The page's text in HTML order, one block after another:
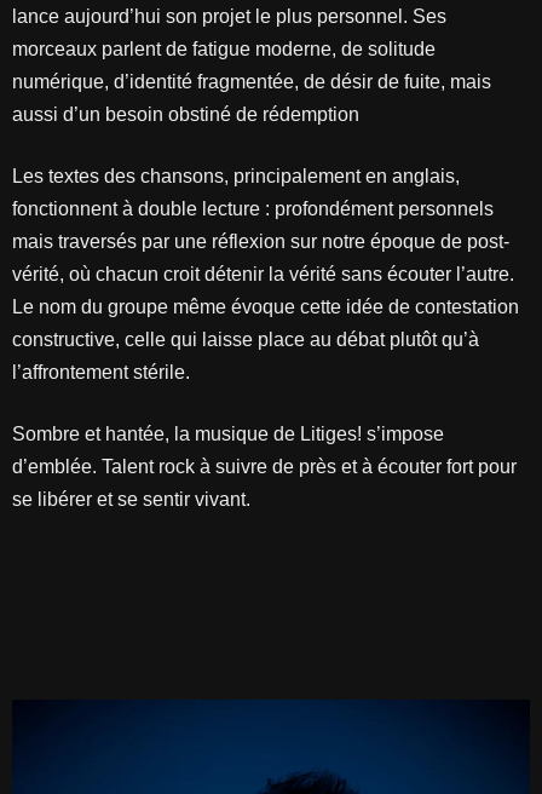
lance aujourd’hui son projet le plus personnel. Ses
morceaux parlent de fatigue moderne, de solitude
numérique, d’identité fragmentée, de désir de fuite, mais
aussi d’un besoin obstiné de rédemption
Les textes des chansons, principalement en anglais,
fonctionnent à double lecture : profondément personnels
mais traversés par une réflexion sur notre époque de post-
vérité, où chacun croit détenir la vérité sans écouter l’autre.
Le nom du groupe même évoque cette idée de contestation
constructive, celle qui laisse place au débat plutôt qu’à
l’affrontement stérile.
Sombre et hantée, la musique de Litiges! s’impose
d’emblée. Talent rock à suivre de près et à écouter fort pour
se libérer et se sentir vivant.